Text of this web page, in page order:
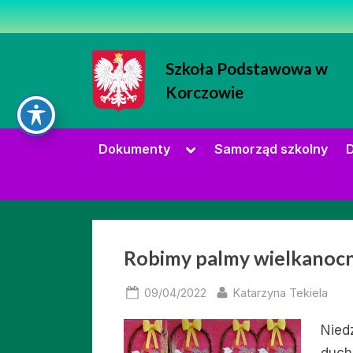
Skip
to
Szkoła Podstawowa w
Korczowie
Dokumenty
ToggleSamorząd szkolny
Robimy palmy
Posted
09/04/2022 By
Katarzyna Tekiela